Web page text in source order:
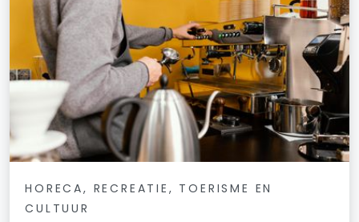
HORECA, RECREATIE, TOERISME EN
CULTUUR